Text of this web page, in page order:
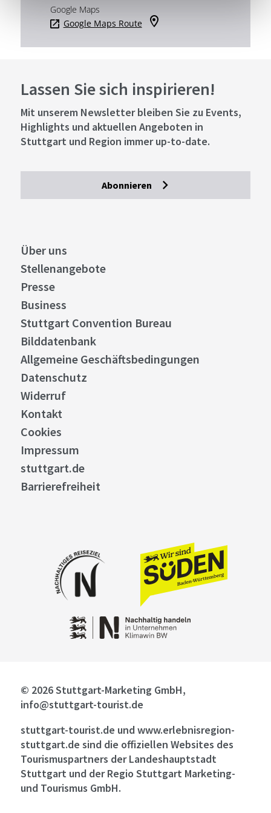
Google Maps
Google Maps Route
Lassen Sie sich inspirieren!
Mit unserem Newsletter bleiben Sie zu Events,
Highlights und aktuellen Angeboten in
Stuttgart und Region immer up-to-date.
Abonnieren
Über uns
Stellenangebote
Presse
Business
Stuttgart Convention Bureau
Bilddatenbank
Allgemeine Geschäftsbedingungen
Datenschutz
Widerruf
Kontakt
Cookies
Impressum
stuttgart.de
Barrierefreiheit
© 2026 Stuttgart-Marketing GmbH,
info@stuttgart-tourist.de
stuttgart-tourist.de und www.erlebnisregion-
stuttgart.de sind die offiziellen Websites des
Tourismuspartners der Landeshauptstadt
Stuttgart und der Regio Stuttgart Marketing-
und Tourismus GmbH.